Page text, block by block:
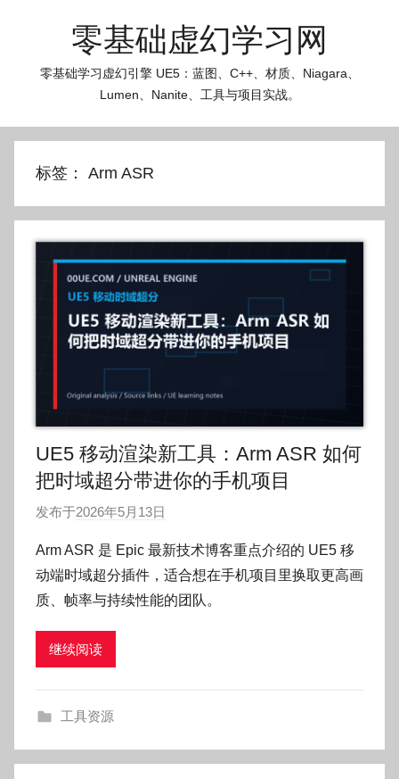
零基础虚幻学习网
零基础学习虚幻引擎 UE5：蓝图、C++、材质、Niagara、
Lumen、Nanite、工具与项目实战。
标签： Arm ASR
UE5 移动渲染新工具：Arm ASR 如何
把时域超分带进你的手机项目
发布于2026年5月13日
:
O
k
Arm ASR 是 Epic 最新技术博客重点介绍的 UE5 移
动端时域超分插件，适合想在手机项目里换取更高画
质、帧率与持续性能的团队。
继续阅读
工具资源